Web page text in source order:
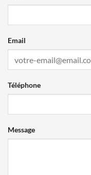
Email
Téléphone
Message